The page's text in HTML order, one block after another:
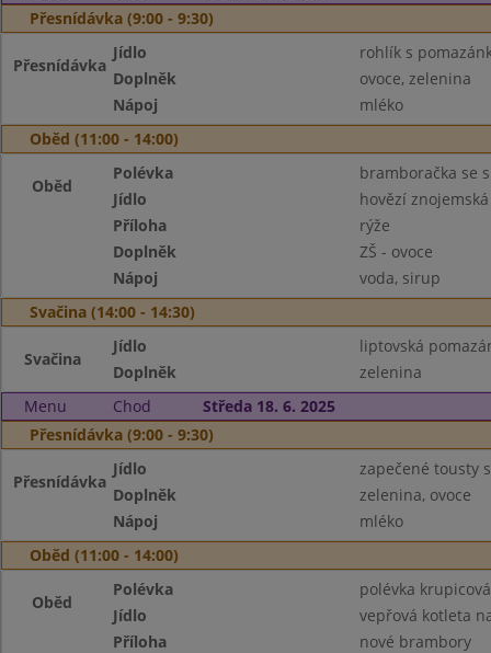
Přesnídávka (9:00 - 9:30)
Přesnídávka
Jídlo
rohlík s
Doplněk
ovoce, zelenina
Nápoj
mléko
Oběd (11:00 - 14:00)
Oběd
Polévka
bramboračka se
Jídlo
hovězí znojemská
Příloha
rýže
Doplněk
ZŠ - ovoce
Nápoj
voda, sirup
Svačina (14:00 - 14:30)
Svačina
Jídlo
liptovská
Doplněk
zelenina
Menu
Chod
Středa 18. 6. 2025
Přesnídávka (9:00 - 9:30)
Přesnídávka
Jídlo
zapečené tousty
Doplněk
zelenina, ovoce
Nápoj
mléko
Oběd (11:00 - 14:00)
Oběd
Polévka
polévka krupicová
Jídlo
vepřová kotleta
Příloha
nové brambory